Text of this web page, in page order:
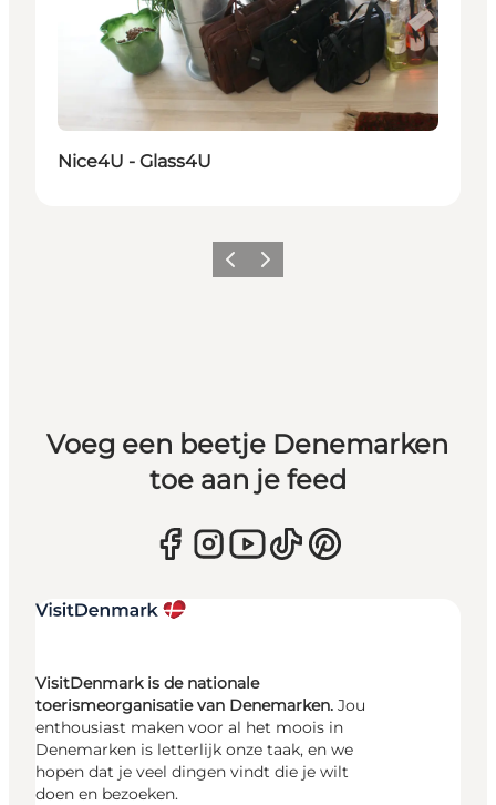
Nice4U - Glass4U
Vorige Volgende
Voeg een beetje Denemarken
toe aan je feed
VisitDenmark is de nationale
toerismeorganisatie van Denemarken. Jou
enthousiast maken voor al het moois in
Denemarken is letterlijk onze taak, en we
hopen dat je veel dingen vindt die je wilt
doen en bezoeken.